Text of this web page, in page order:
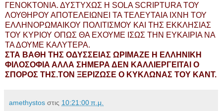
ΓΕΝΟΚΤΟΝΙΑ. ΔΥΣΤΥΧΩΣ Η SOLA SCRIPTURA TΟΥ
ΛΟΥΘΗΡΟΥ ΑΠΟΤΕΛΕΙΩΝΕΙ ΤΑ ΤΕΛΕΥΤΑΙΑ ΙΧΝΗ ΤΟΥ
ΕΛΛΗΝΟΡΩΜΑΙΚΟΥ ΠΟΛΙΤΙΣΜΟΥ ΚΑΙ ΤΗΣ ΕΚΚΛΗΣΙΑΣ
ΤΟΥ ΚΥΡΙΟΥ ΟΠΩΣ ΘΑ ΕΧΟΥΜΕ ΙΣΩΣ ΤΗΝ ΕΥΚΑΙΡΙΑ ΝΑ
ΤΑ ΔΟΥΜΕ ΚΑΛΥΤΕΡΑ.
ΣΤΑ ΒΑΘΗ ΤΗΣ ΟΔΥΣΣΕΙΑΣ ΩΡΙΜΑΖΕ Η ΕΛΛΗΝΙΚΗ
ΦΙΛΟΣΟΦΙΑ ΑΛΛΑ ΣΗΜΕΡΑ ΔΕΝ ΚΑΛΛΙΕΡΓΕΙΤΑΙ Ο
ΣΠΟΡΟΣ ΤΗΣ.ΤΟΝ ΞΕΡΙΖΩΣΕ Ο ΚΥΚΛΩΝΑΣ ΤΟΥ ΚΑΝΤ.
amethystos στις 10:21:00 π.μ.